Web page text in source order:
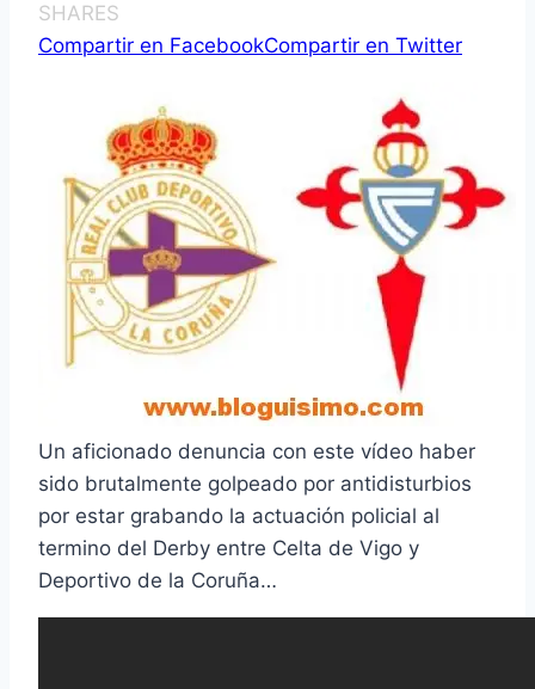
SHARES
Compartir en FacebookCompartir en Twitter
Un aficionado denuncia con este ví­deo haber
sido brutalmente golpeado por antidisturbios
por estar grabando la actuación policial al
termino del Derby entre Celta de Vigo y
Deportivo de la Coruña…